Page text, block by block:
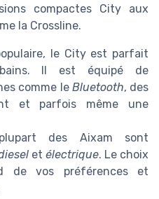
compactes City aux
la Crossline.
le City est parfait
Il est équipé de
comme le Bluetooth, des
et parfois même une
des Aixam sont
et électrique. Le choix
de vos préférences et